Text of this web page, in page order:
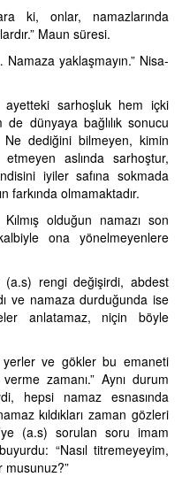
ki, onlar, namazlarında
Maun süresi.
yaklaşmayın.” Nisa-
sarhoşluk hem içki
dünyaya bağlılık sonucu
Ne dediğini bilmeyen, kimin
aslında sarhoştur,
iyiler safına sokmada
farkında olmamaktadır.
olduğun namazı son
ona yönelmeyenlere
(a.s) rengi değişirdi, abdest
ve namaza durduğunda ise
anlatamaz, niçin böyle
yerler ve gökler bu emaneti
zamanı.” Aynı durum
hepsi namaz esnasında
kıldıkları zaman gözleri
(a.s) sorulan soru imam
“Nasıl titremeyeyim,
musunuz?”